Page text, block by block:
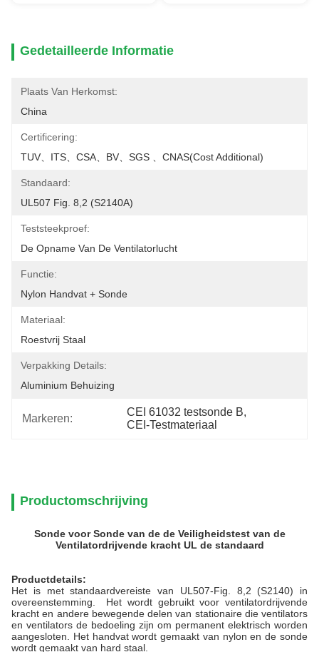
Gedetailleerde Informatie
Plaats Van Herkomst:
China
Certificering:
TUV、ITS、CSA、BV、SGS 、CNAS(cost Additional)
Standaard:
UL507 Fig. 8,2 (S2140A)
Teststeekproef:
De Opname Van De Ventilatorlucht
Functie:
Nylon Handvat + Sonde
Materiaal:
Roestvrij Staal
Verpakking Details:
Aluminium Behuizing
Markeren:
CEI 61032 testsonde B,
CEI-Testmateriaal
Productomschrijving
Sonde voor Sonde van de de Veiligheidstest van de
Ventilatordrijvende kracht UL de standaard
Productdetails:
Het is met standaardvereiste van UL507-Fig. 8,2 (S2140) in
overeenstemming. Het wordt gebruikt voor ventilatordrijvende
kracht en andere bewegende delen van stationaire die ventilators
en ventilators de bedoeling zijn om permanent elektrisch worden
aangesloten. Het handvat wordt gemaakt van nylon en de sonde
wordt gemaakt van hard staal.